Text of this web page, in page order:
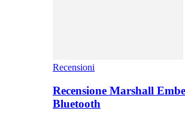
Recensioni
Recensione Marshall
Bluetooth